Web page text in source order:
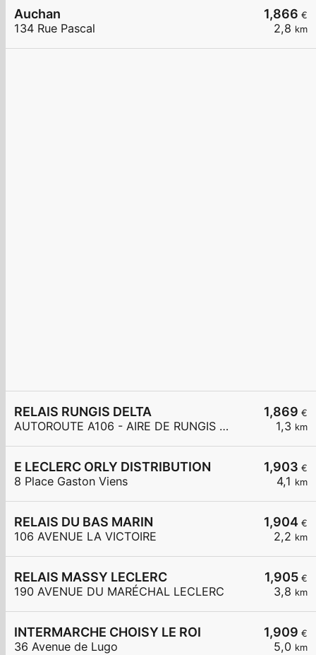
1,866 €
2,8 km
Auchan
134 Rue Pascal
1,869 €
1,3 km
RELAIS RUNGIS DELTA
AUTOROUTE A106 - AIRE DE RUNGIS DELTA PONDO
1,903 €
4,1 km
E LECLERC ORLY DISTRIBUTION
8 Place Gaston Viens
1,904 €
2,2 km
RELAIS DU BAS MARIN
106 AVENUE LA VICTOIRE
1,905 €
3,8 km
RELAIS MASSY LECLERC
190 AVENUE DU MARÉCHAL LECLERC
1,909 €
5,0 km
INTERMARCHE CHOISY LE ROI
36 Avenue de Lugo